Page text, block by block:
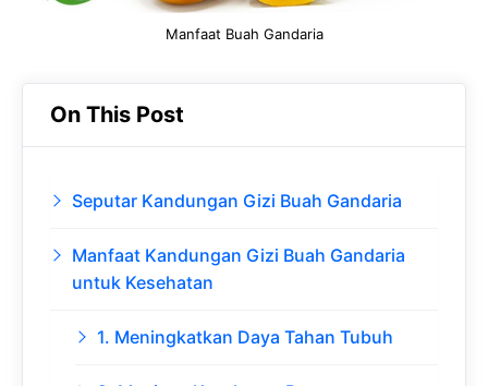
Manfaat Buah Gandaria
On This Post
Seputar Kandungan Gizi Buah Gandaria
Manfaat Kandungan Gizi Buah Gandaria
untuk Kesehatan
1. Meningkatkan Daya Tahan Tubuh